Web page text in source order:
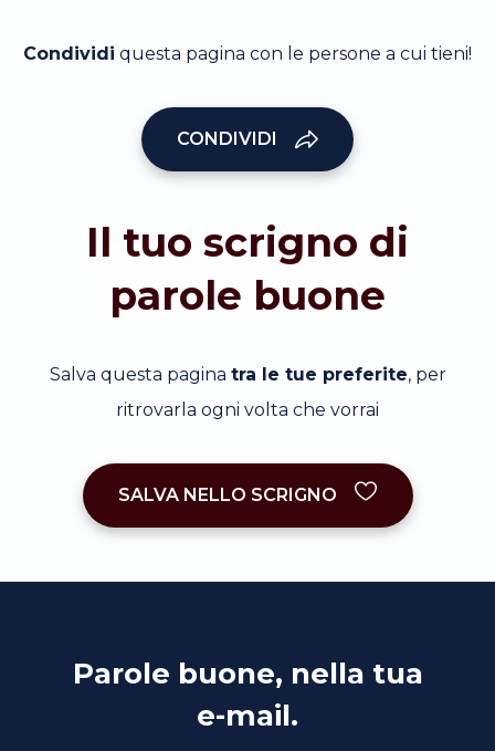
Condividi questa pagina con le persone a cui tieni!
CONDIVIDI
Il tuo scrigno di
parole buone
Salva questa pagina tra le tue preferite, per
ritrovarla ogni volta che vorrai
SALVA NELLO SCRIGNO
Parole buone, nella tua
e-mail.